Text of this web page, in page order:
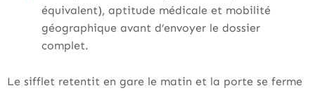
équivalent), aptitude médicale et mobilité
géographique avant d’envoyer le dossier
complet.
Le sifflet retentit en gare le matin et la porte se ferme